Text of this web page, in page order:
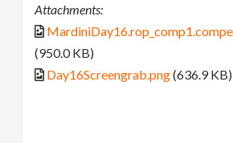
Attachments:
(950.0 KB)
Day16Screengrab.png(636.9 KB)